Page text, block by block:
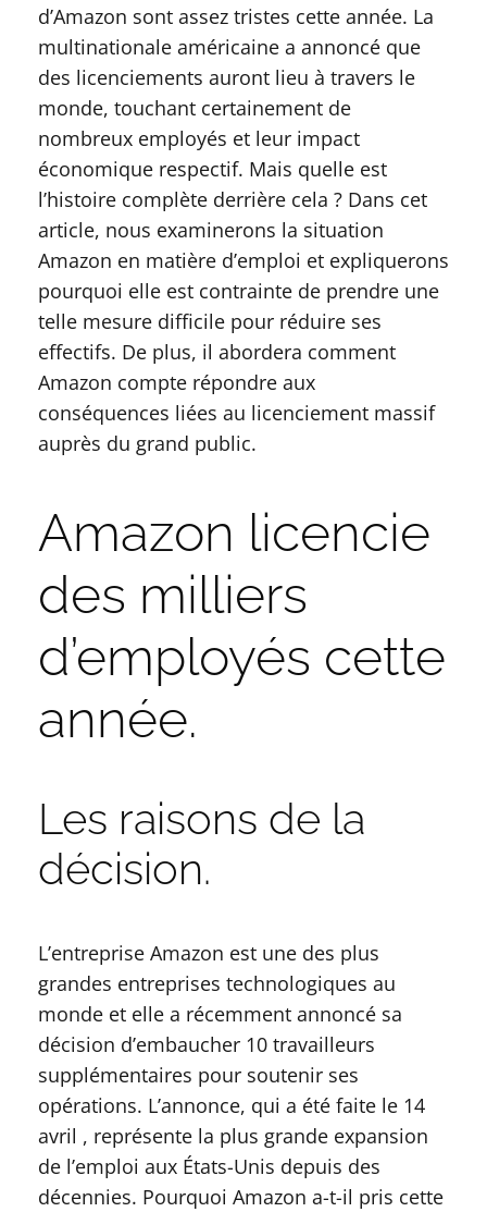
d’Amazon sont assez tristes cette année. La
multinationale américaine a annoncé que
des licenciements auront lieu à travers le
monde, touchant certainement de
nombreux employés et leur impact
économique respectif. Mais quelle est
l’histoire complète derrière cela ? Dans cet
article, nous examinerons la situation
Amazon en matière d’emploi et expliquerons
pourquoi elle est contrainte de prendre une
telle mesure difficile pour réduire ses
effectifs. De plus, il abordera comment
Amazon compte répondre aux
conséquences liées au licenciement massif
auprès du grand public.
Amazon licencie
des milliers
d’employés cette
année.
Les raisons de la
décision.
L’entreprise Amazon est une des plus
grandes entreprises technologiques au
monde et elle a récemment annoncé sa
décision d’embaucher 10 travailleurs
supplémentaires pour soutenir ses
opérations. L’annonce, qui a été faite le 14
avril , représente la plus grande expansion
de l’emploi aux États-Unis depuis des
décennies. Pourquoi Amazon a-t-il pris cette